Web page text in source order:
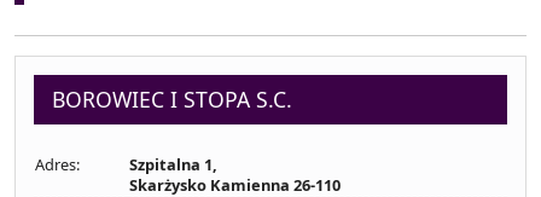
BOROWIEC I STOPA S.C.
Adres:
Szpitalna 1,
Skarżysko Kamienna 26-110